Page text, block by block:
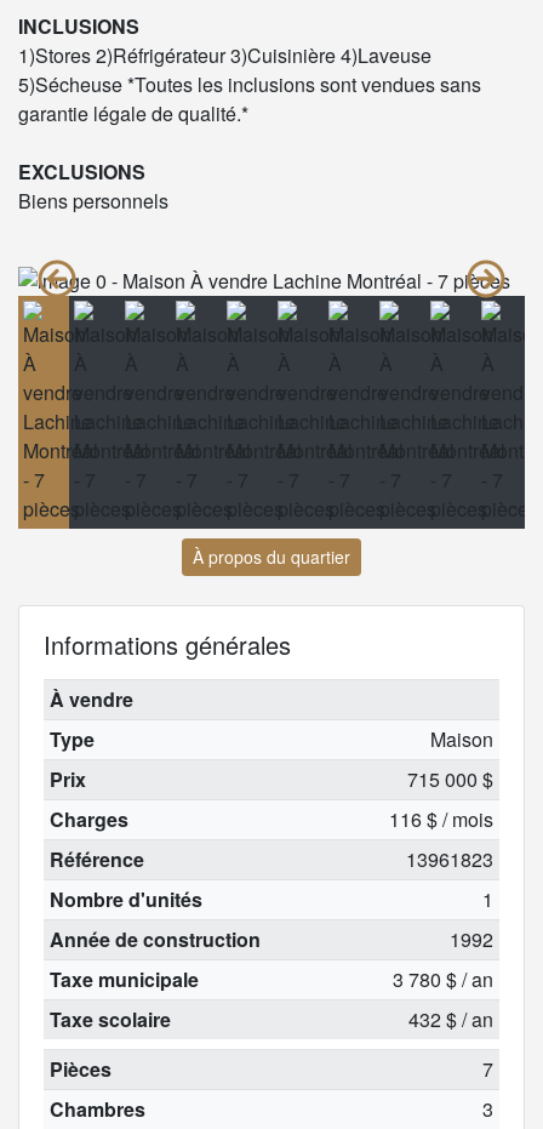
INCLUSIONS
1)Stores 2)Réfrigérateur 3)Cuisinière 4)Laveuse
5)Sécheuse *Toutes les inclusions sont vendues sans
garantie légale de qualité.*
EXCLUSIONS
Biens personnels
À propos du quartier
Informations générales
À vendre
Type
Maison
Prix
715 000 $
Charges
116 $ / mois
Référence
13961823
Nombre d'unités
1
Année de construction
1992
Taxe municipale
3 780 $ / an
Taxe scolaire
432 $ / an
Pièces
7
Chambres
3